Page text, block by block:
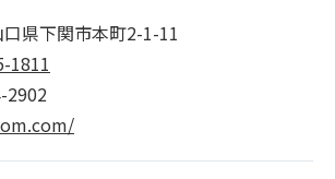
県下関市本町2-1-11
1811
2902